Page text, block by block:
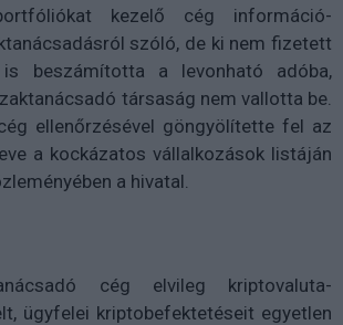
kezelő cég információ-
szóló, de ki nem fizetett
beszámította a levonható adóba,
társaság nem vallotta be.
ellenőrzésével göngyölítette fel az
a kockázatos vállalkozások listáján
a hivatal.
cég elvileg kriptovaluta-
ügyfelei kriptobefektetéseit egyetlen